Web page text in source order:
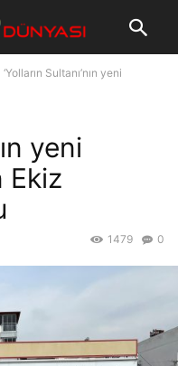
‘Yolların Sultanı’nın yeni
yeni
Ekiz
0
1479